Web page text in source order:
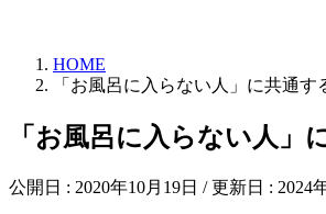
HOME
「お風呂に入らない人」に共通
「お風呂に入らない人」
公開日 : 2020年10月19日 / 更新日 : 2024